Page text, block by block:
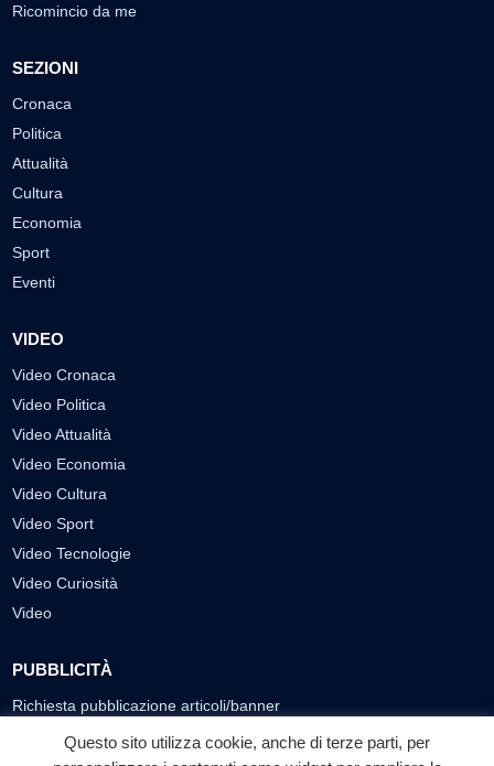
Ricomincio da me
SEZIONI
Cronaca
Politica
Attualità
Cultura
Economia
Sport
Eventi
VIDEO
Video Cronaca
Video Politica
Video Attualità
Video Economia
Video Cultura
Video Sport
Video Tecnologie
Video Curiosità
Video
PUBBLICITÀ
Richiesta pubblicazione articoli/banner
SEGUICI SUI SOCIAL
Questo sito utilizza cookie, anche di terze parti, per